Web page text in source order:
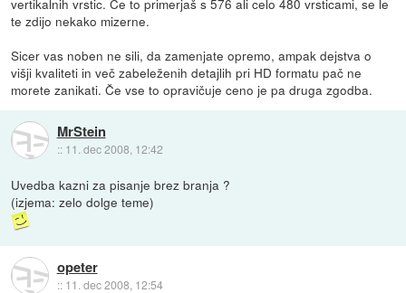
vertikalnih vrstic. Če to primerjaš s 576 ali celo 480 vrsticami, se le
te zdijo nekako mizerne.
Sicer vas noben ne sili, da zamenjate opremo, ampak dejstva o
višji kvaliteti in več zabeleženih detajlih pri HD formatu pač ne
morete zanikati. Če vse to opravičuje ceno je pa druga zgodba.
MrStein
:: 11. dec 2008, 12:42
Uvedba kazni za pisanje brez branja ?
(izjema: zelo dolge teme)
opeter
:: 11. dec 2008, 12:54